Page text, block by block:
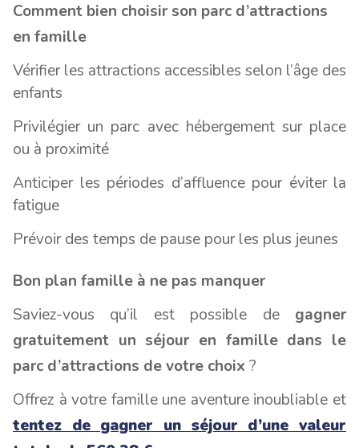
Comment bien choisir son parc d’attractions
en famille
Vérifier les attractions accessibles selon l’âge des
enfants
Privilégier un parc avec hébergement sur place
ou à proximité
Anticiper les périodes d’affluence pour éviter la
fatigue
Prévoir des temps de pause pour les plus jeunes
Bon plan famille à ne pas manquer
Saviez-vous qu’il est possible de gagner
gratuitement un séjour en famille dans le
parc d’attractions de votre choix ?
Offrez à votre famille une aventure inoubliable et
tentez de gagner un séjour d’une valeur